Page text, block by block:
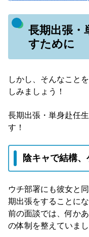
長期出張・
すために
しかし、そんなこと
しみましょう！
長期出張・単身赴任
す！
陰キャで結構、
ウチ部署にも彼女と
期出張をすることに
前の面談では、何か
の体制を整えていまし